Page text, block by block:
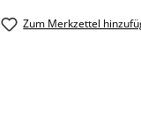
Zum Merkzettel